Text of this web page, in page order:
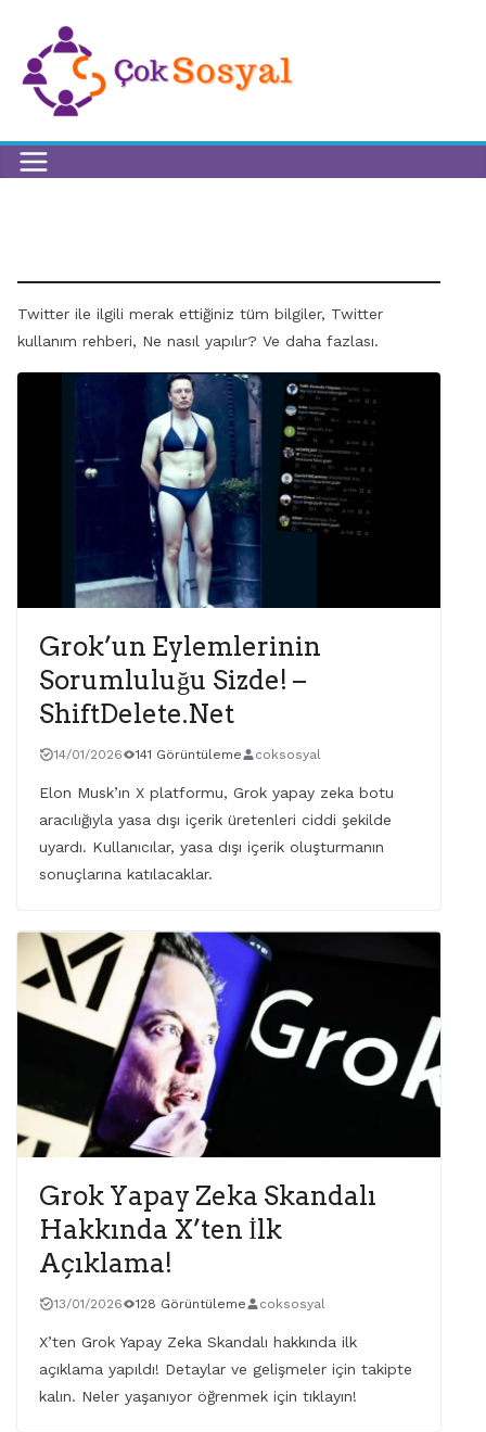
Twitter ile ilgili merak ettiğiniz tüm bilgiler, Twitter
kullanım rehberi, Ne nasıl yapılır? Ve daha fazlası.
Grok’un Eylemlerinin
Sorumluluğu Sizde! –
ShiftDelete.Net
14/01/2026 141 Görüntüleme coksosyal
Elon Musk’ın X platformu, Grok yapay zeka botu
aracılığıyla yasa dışı içerik üretenleri ciddi şekilde
uyardı. Kullanıcılar, yasa dışı içerik oluşturmanın
sonuçlarına katılacaklar.
Grok Yapay Zeka Skandalı
Hakkında X’ten İlk
Açıklama!
13/01/2026 128 Görüntüleme coksosyal
X’ten Grok Yapay Zeka Skandalı hakkında ilk
açıklama yapıldı! Detaylar ve gelişmeler için takipte
kalın. Neler yaşanıyor öğrenmek için tıklayın!